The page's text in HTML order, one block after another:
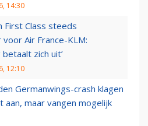
14:30
First Class steeds
Air France-KLM:
zich uit’
12:10
Germanwings-crash klagen
aan, maar vangen mogelijk